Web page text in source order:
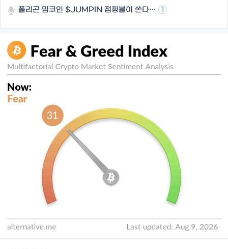
폴리곤 밈코인 $JUMPIN 점핑볼이 쏜다… 1